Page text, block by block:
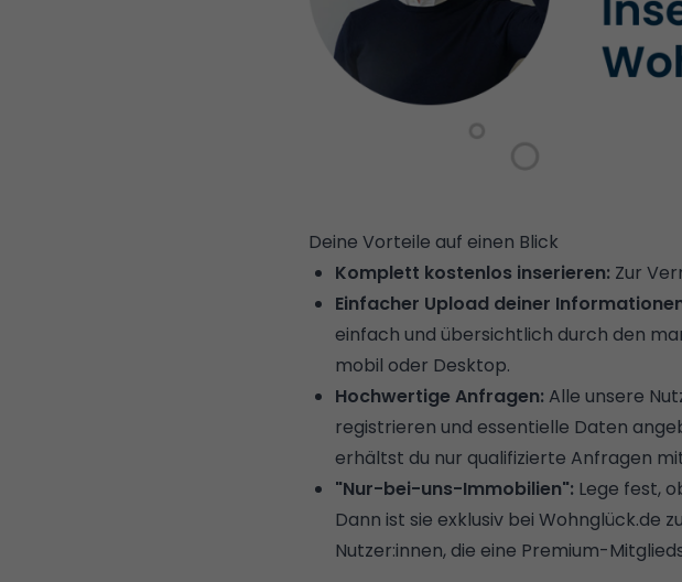
Deine Vorteile auf einen Blick
Komplett kostenlos inserieren: Zur
Einfacher Upload deiner
einfach und übersichtlich durch den
mobil oder Desktop.
Hochwertige Anfragen: Alle unsere
registrieren und essentielle Daten
erhältst du nur qualifizierte Anfragen
"Nur-bei-uns-Immobilien": Lege fest,
Dann ist sie exklusiv bei Wohnglück.de
Nutzer:innen, die eine Premium-